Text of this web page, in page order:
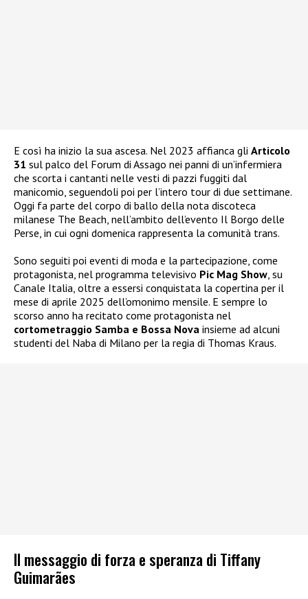
E così ha inizio la sua ascesa. Nel 2023 affianca gli Articolo
31 sul palco del Forum di Assago nei panni di un’infermiera
che scorta i cantanti nelle vesti di pazzi fuggiti dal
manicomio, seguendoli poi per l’intero tour di due settimane.
Oggi fa parte del corpo di ballo della nota discoteca
milanese The Beach, nell’ambito dell’evento Il Borgo delle
Perse, in cui ogni domenica rappresenta la comunità trans.
Sono seguiti poi eventi di moda e la partecipazione, come
protagonista, nel programma televisivo Pic Mag Show , su
Canale Italia, oltre a essersi conquistata la copertina per il
mese di aprile 2025 dell’omonimo mensile. E sempre lo
scorso anno ha recitato come protagonista nel
cortometraggio Samba e Bossa Nova insieme ad alcuni
studenti del Naba di Milano per la regia di Thomas Kraus.
Il messaggio di forza e speranza di Tiffany
Guimarães